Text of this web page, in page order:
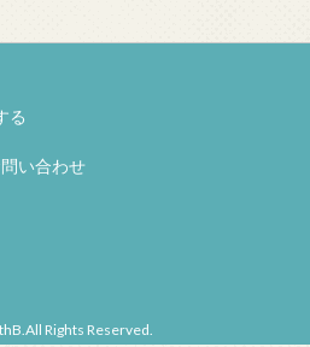
る
い合わせ
Rights Reserved.